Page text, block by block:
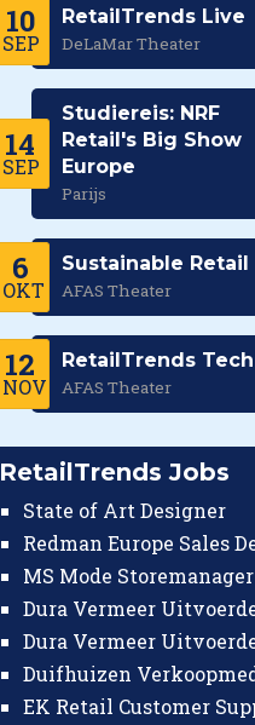
10
SEP
RetailTrends Live
DeLaMar Theater
14
SEP
Studiereis: NRF
Retail's Big Show
Europe
Parijs
6
OKT
Sustainable Retail
AFAS Theater
12
NOV
RetailTrends Tech
AFAS Theater
RetailTrends Jobs
State of Art Designer
MS Mode Storemanager